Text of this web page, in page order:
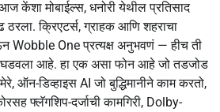
केंशा मोबाईल्स, धनोरी येथील प्रतिसाद
ठरला. क्रिएटर्स, ग्राहक आणि शहराचा
Wobble One प्रत्यक्ष अनुभवणं — हीच ती
घडवला आहे. हा एक असा फोन आहे जो तडजोड
ऑन-डिव्हाइस AI जो बुद्धिमानीने काम करतो,
फ्लॅगशिप-दर्जाची कामगिरी, Dolby-